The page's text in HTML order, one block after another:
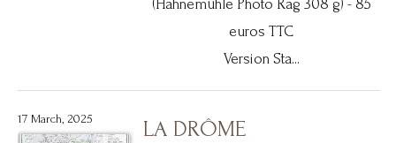
(Hahnemühle Photo Rag 308 g) - 85
euros TTC
Version Sta...
17 March, 2025 LA DRÔME